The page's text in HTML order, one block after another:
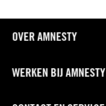
OVER AMNESTY
WERKEN BIJ AMNESTY